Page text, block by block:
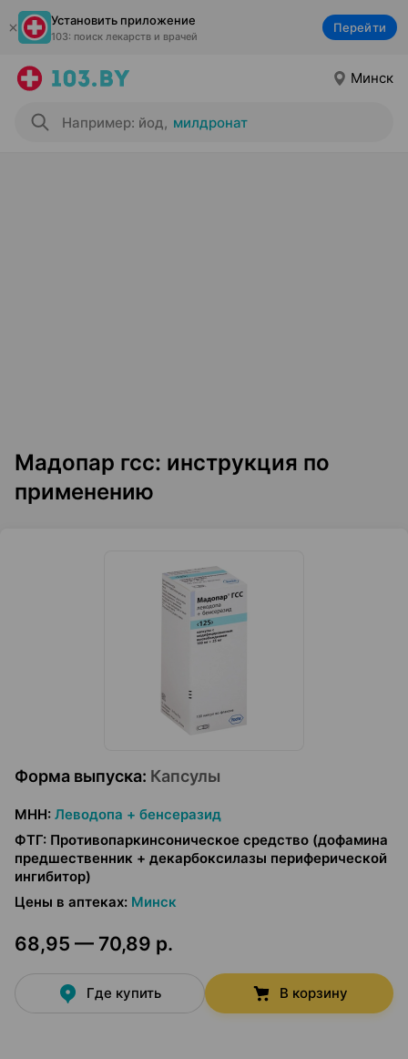
Установить приложение
103: поиск лекарств и врачей
Перейти
Минск
Например: йод, милдронат
Мадопар гсс: инструкция по
применению
Форма выпуска: Капсулы
МНН: Леводопа + бенсеразид
ФТГ: Противопаркинсоническое средство (дофамина
предшественник + декарбоксилазы периферической
ингибитор)
Цены в аптеках: Минск
68,95 — 70,89 р.
Где купить В корзину